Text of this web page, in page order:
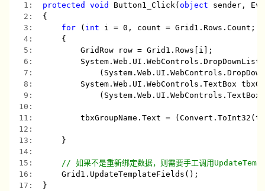
   1:
protected void Button1_Click(object sender,
   2:
{
   3:
for ( int i = 0, count = Grid1.Rows.Count;
   4:
    {
   5:
        GridRow row = Grid1.Rows[i];
   6:
   7:
   8:
System.Web.UI.WebControls.TextBox
   9:
  10:
  11:
tbxGroupName.Text =
  12:
  13:
    }
  14:
  15:
// 如果不是重新绑定数据，则需要手工调用
  16:
    Grid1.UpdateTemplateFields();
  17:
}